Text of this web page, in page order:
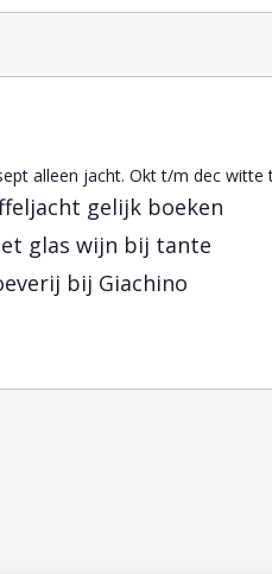
gelijk boeken
glas wijn bij tante
bij Giachino
alleen jacht. Okt t/m dec witte